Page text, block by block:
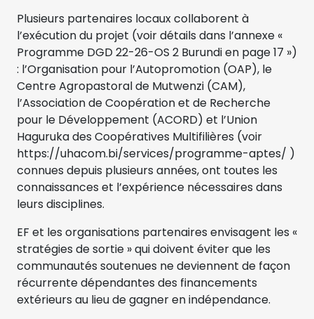
Plusieurs partenaires locaux collaborent à
l’exécution du projet (voir détails dans l’annexe «
Programme DGD 22-26-OS 2 Burundi en page 17 »)
: l’Organisation pour l’Autopromotion (OAP), le
Centre Agropastoral de Mutwenzi (CAM),
l’Association de Coopération et de Recherche
pour le Développement (ACORD) et l’Union
Haguruka des Coopératives Multifilières (voir
https://uhacom.bi/services/programme-aptes/ )
connues depuis plusieurs années, ont toutes les
connaissances et l’expérience nécessaires dans
leurs disciplines.
EF et les organisations partenaires envisagent les «
stratégies de sortie » qui doivent éviter que les
communautés soutenues ne deviennent de façon
récurrente dépendantes des financements
extérieurs au lieu de gagner en indépendance.